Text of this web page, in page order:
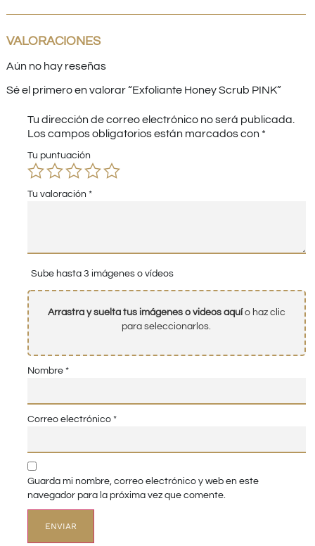
VALORACIONES
Aún no hay reseñas
Sé el primero en valorar “Exfoliante Honey Scrub PINK”
Tu dirección de correo electrónico no será publicada.
Los campos obligatorios están marcados con *
Tu puntuación
Tu valoración *
Sube hasta 3 imágenes o vídeos
Arrastra y suelta tus imágenes o videos aquío haz clic
para seleccionarlos.
Nombre *
Correo electrónico *
Guarda mi nombre, correo electrónico y web en este
navegador para la próxima vez que comente.